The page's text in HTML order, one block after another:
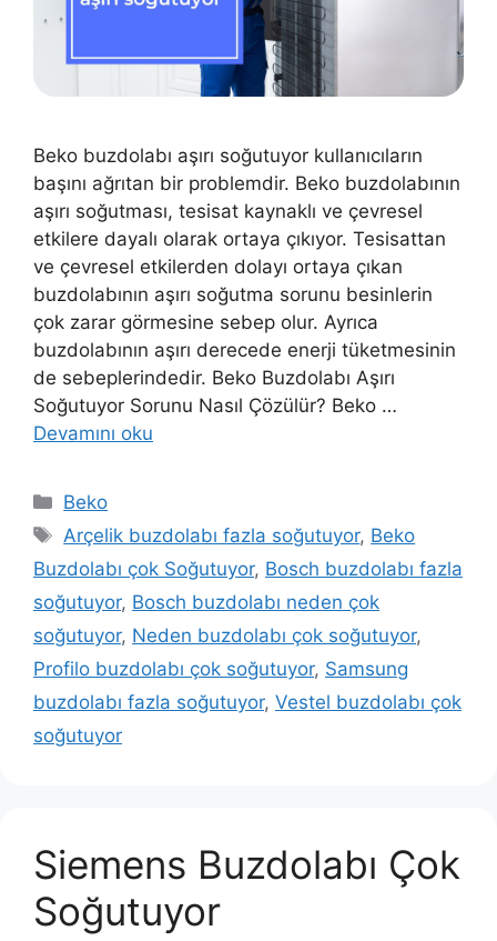
Beko buzdolabı aşırı soğutuyor kullanıcıların
başını ağrıtan bir problemdir. Beko buzdolabının
aşırı soğutması, tesisat kaynaklı ve çevresel
etkilere dayalı olarak ortaya çıkıyor. Tesisattan
ve çevresel etkilerden dolayı ortaya çıkan
buzdolabının aşırı soğutma sorunu besinlerin
çok zarar görmesine sebep olur. Ayrıca
buzdolabının aşırı derecede enerji tüketmesinin
de sebeplerindedir. Beko Buzdolabı Aşırı
Soğutuyor Sorunu Nasıl Çözülür? Beko …
Devamını oku
Kategoriler
Beko
Etiketler
Arçelik buzdolabı fazla soğutuyor, Beko
Buzdolabı çok Soğutuyor, Bosch buzdolabı fazla
soğutuyor, Bosch buzdolabı neden çok
soğutuyor, Neden buzdolabı çok soğutuyor,
Profilo buzdolabı çok soğutuyor, Samsung
buzdolabı fazla soğutuyor, Vestel buzdolabı çok
soğutuyor
Siemens Buzdolabı Çok
Soğutuyor